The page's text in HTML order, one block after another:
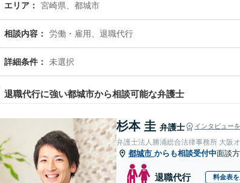
エリア 宮崎県、都城市
相談内容 労働・雇用、退職代行
詳細条件 未選択
退職代行に強い都城市から相談可能な弁護士
杉本 圭 弁護士 インタビュー
弁護士法人勝浦総合法律事務所 大阪
都城市 からも相談受付中面談
退職代行 料金表